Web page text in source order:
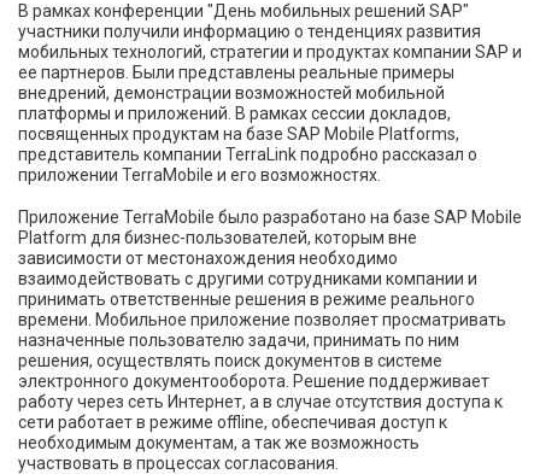
В рамках конференции "День мобильных решений SAP"
участники получили информацию о тенденциях развития
мобильных технологий, стратегии и продуктах компании SAP и
ее партнеров. Были представлены реальные примеры
внедрений, демонстрации возможностей мобильной
платформы и приложений. В рамках сессии докладов,
посвященных продуктам на базе SAP Mobile Platforms,
представитель компании TerraLink подробно рассказал о
приложении TerraMobile и его возможностях.
Приложение TerraMobile было разработано на базе SAP Mobile
Platform для бизнес-пользователей, которым вне
зависимости от местонахождения необходимо
взаимодействовать с другими сотрудниками компании и
принимать ответственные решения в режиме реального
времени. Мобильное приложение позволяет просматривать
назначенные пользователю задачи, принимать по ним
решения, осуществлять поиск документов в системе
электронного документооборота. Решение поддерживает
работу через сеть Интернет, а в случае отсутствия доступа к
сети работает в режиме offline, обеспечивая доступ к
необходимым документам, а так же возможность
участвовать в процессах согласования.